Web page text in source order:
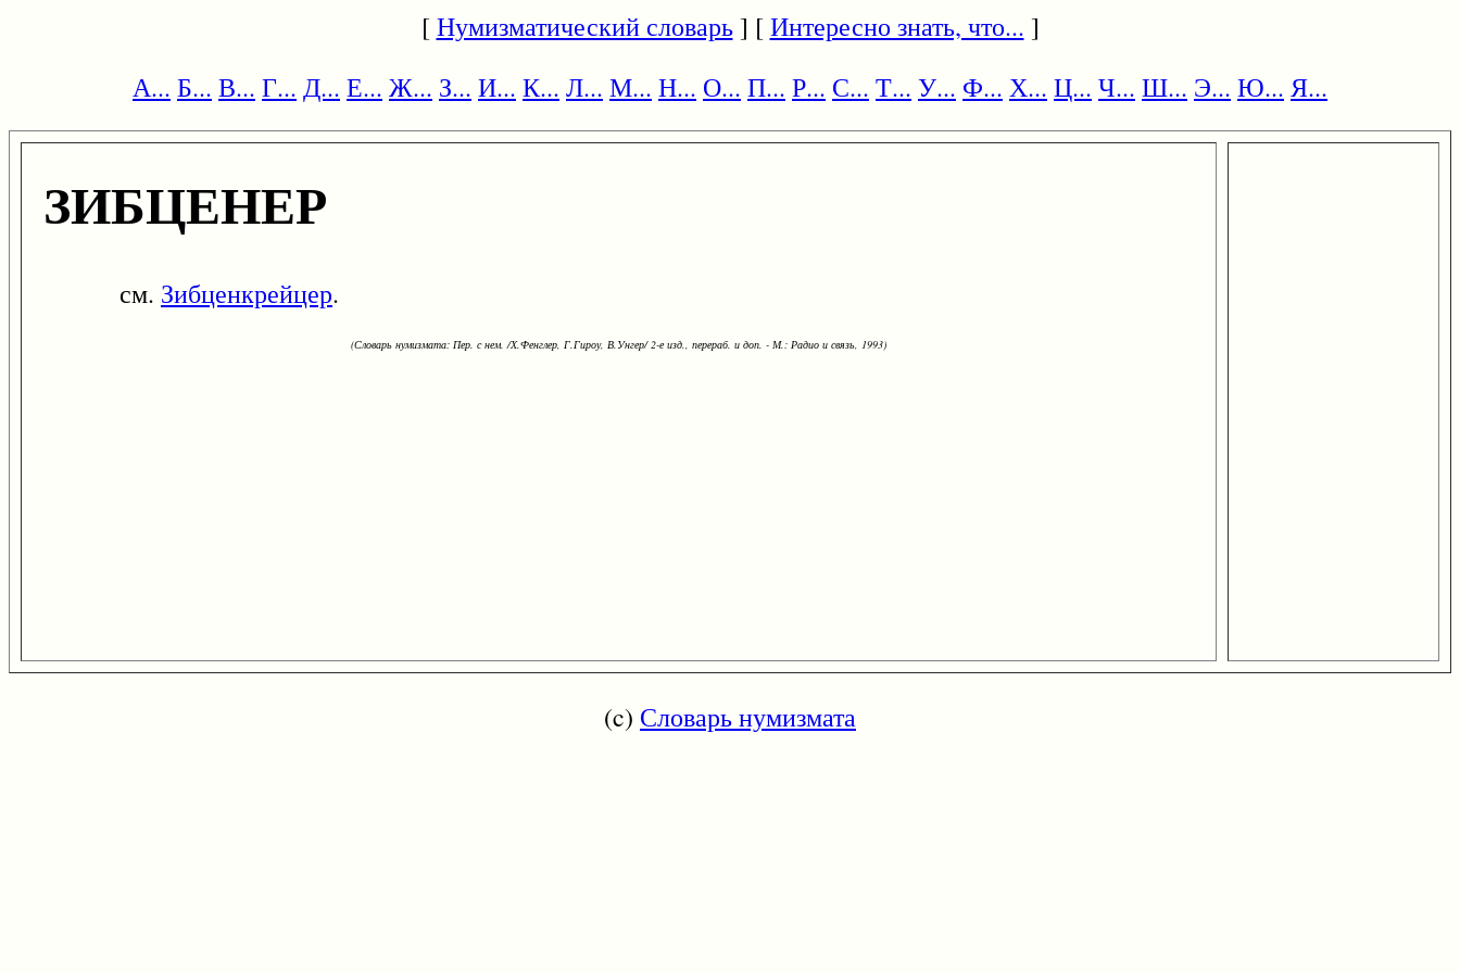
[Нумизматический словарь] [Интересно знать, что... ]
А... Б... В... Г... Д... Е... Ж... З... И... К... Л... М... Н... О... П... Р... С... Т... У... Ф... Х... Ц... Ч... Ш... Э... Ю... Я...
ЗИБЦЕНЕР
см. Зибценкрейцер.
(Словарь нумизмата: Пер. с нем. /Х.Фенглер, Г.Гироу, В.Унгер/ 2-е изд., перераб. и доп. - М.: Радио и связь, 1993)
(c) Словарь нумизмата